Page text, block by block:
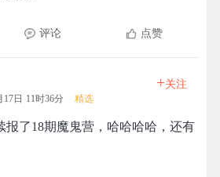
评论 点赞
17日 11时36分 精选
+关注
报了18期魔鬼营，哈哈哈哈，还有